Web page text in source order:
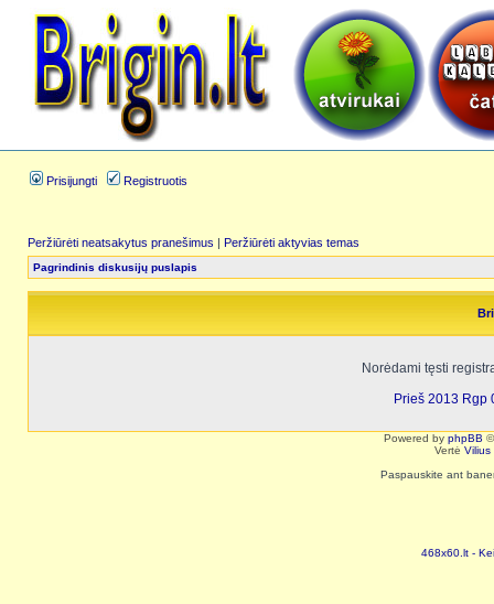
Prisijungti Registruotis
Peržiūrėti neatsakytus pranešimus | Peržiūrėti aktyvias temas
Pagrindinis diskusijų puslapis
Norėdami tęsti
Prieš 2013 Rgp
Powered by phpBB
Vertė Vilius
Paspauskite ant
468x60.lt -